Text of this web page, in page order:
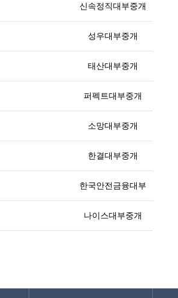
신속정직대부중개
성우대부중개
태산대부중개
퍼펙트대부중개
소망대부중개
한결대부중개
한국안전금융대부
나이스대부중개